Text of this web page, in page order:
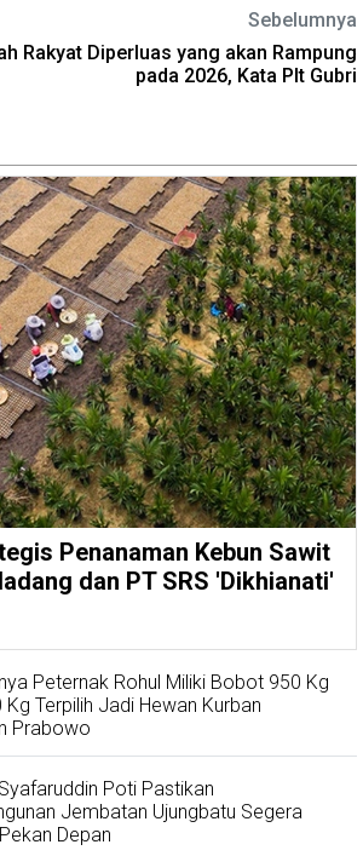
Sebelumnya
Rakyat Diperluas yang akan Rampung
pada 2026, Kata Plt Gubri
Penanaman Kebun Sawit
dan PT SRS 'Dikhianati'
Peternak Rohul Miliki Bobot 950 Kg
Kg Terpilih Jadi Hewan Kurban
Prabowo
Poti Pastikan
Jembatan Ujungbatu Segera
Depan